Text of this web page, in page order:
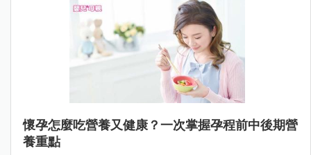
懷孕怎麼吃營養又健康？一次掌握孕程前中後期營
養重點